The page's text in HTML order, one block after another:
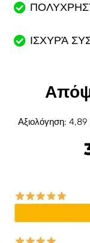
ΙΣΧΥΡΆ
Αξιολόγηση: